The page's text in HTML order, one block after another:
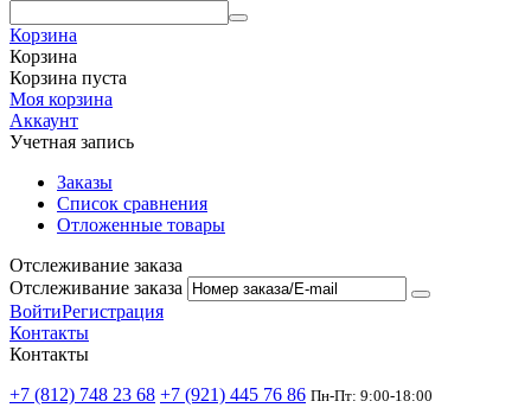
Корзина
Корзина
Корзина пуста
Моя корзина
Аккаунт
Учетная запись
Заказы
Список сравнения
Отложенные товары
Отслеживание заказа
Отслеживание заказа
ВойтиРегистрация
Контакты
Контакты
+7 (812) 748 23 68 +7 (921) 445 76 86 Пн-Пт: 9:00-18:00